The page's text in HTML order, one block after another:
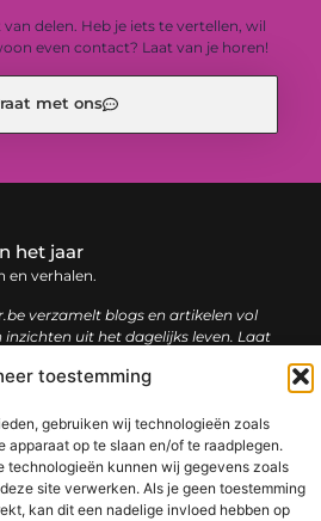
toestemming
gebruiken wij technologieën zoals
apparaat op te slaan en/of te raadplegen.
technologieën kunnen wij gegevens zoals
site verwerken. Als je geen toestemming
kan dit een nadelige invloed hebben op
delen. Heb je iets te vertellen, wil
even contact? Laat van je horen!
met ons
het jaar
en verhalen.
verzamelt blogs en artikelen vol
uit het dagelijks leven. Laat